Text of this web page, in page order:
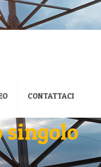
CONTATTACI
singolo